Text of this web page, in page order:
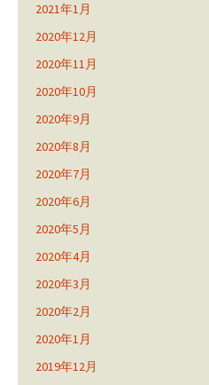
2021年1月
2020年12月
2020年11月
2020年10月
2020年9月
2020年8月
2020年7月
2020年6月
2020年5月
2020年4月
2020年3月
2020年2月
2020年1月
2019年12月